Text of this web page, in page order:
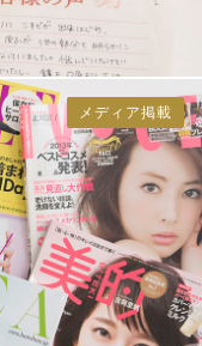
メディア掲載